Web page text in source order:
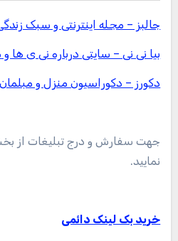
جالبز – مجله اینترنتی و سبک
بیا نی نی – سایتی درباره نی ی ها
دکورز – دکوراسیون منزل و
جهت سفارش و درج تبلیغات از
نمایید.
خرید بک لینک دائمی